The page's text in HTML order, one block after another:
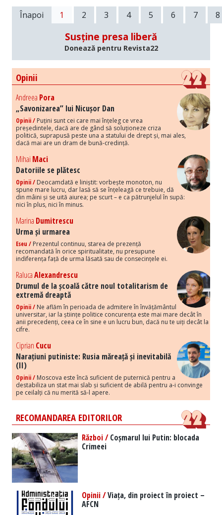
Înapoi 1 2 3 4 5 6 7 8
Susține presa liberă
Donează pentru Revista22
Opinii
Andreea Pora
„Savonizarea” lui Nicușor Dan
Opinii / Puțini sunt cei care mai înțeleg ce vrea
președintele, dacă are de gând să soluționeze criza
politică, suprapusă peste una a statului de drept și, mai ales,
dacă mai are un dram de bună-credință.
Mihai Maci
Datoriile se plătesc
Opinii / Deocamdată e liniștit: vorbește monoton, nu
spune mare lucru, dar lasă să se înțeleagă ce trebuie, dă
din mâini și se uită aiurea; pe scurt – e ca pătrunjelul în supă:
nici în plus, nici în minus.
Marina Dumitrescu
Urma și urmarea
Eseu / Prezentul continuu, starea de prezență
recomandată în orice spiritualitate, nu presupune
indiferența față de urma lăsată sau de consecințele ei.
RalucaAlexandrescu
Drumul de la școală către noul totalitarism de
extremă dreaptă
Opinii / Ne aflăm în perioada de admitere în învățământul
universitar, iar la științe politice concurența este mai mare decât în
anii precedenți, ceea ce în sine e un lucru bun, dacă nu te uiți decât la
cifre.
Ciprian Cucu
Narațiuni putiniste: Rusia măreață și inevitabilă
(II)
Opinii / Moscova este încă suficient de puternică pentru a
destabiliza un stat mai slab și suficient de abilă pentru a-i convinge
pe ceilalți că nu merită să-l apere.
RECOMANDAREA EDITORILOR
Război /Coșmarul lui Putin: blocada
Crimeei
Opinii /Viața, din proiect în proiect –
AFCN